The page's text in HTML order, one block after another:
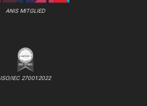
ANIS MITGLIED
ISO/IEC 27001:2022